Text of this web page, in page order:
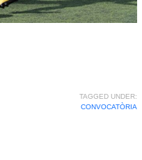
TAGGED UNDER:
CONVOCATÒRIA